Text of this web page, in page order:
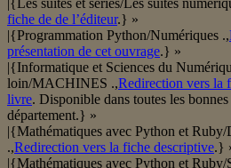
|{Les suites et séries/Les suites
fiche de de l’éditeur.} »
|{Programmation Python/Numériques .,
présentation de cet ouvrage.} »
|{Informatique et Sciences du
loin/MACHINES .,Redirection vers la
livre. Disponible dans toutes les
département.} »
|{Mathématiques avec Python et
.,Redirection vers la fiche descriptive.}
|{Mathématiques avec Python et Ruby/